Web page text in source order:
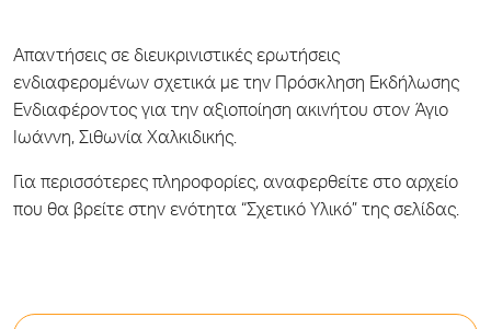
Απαντήσεις σε διευκρινιστικές ερωτήσεις
ενδιαφερομένων σχετικά με την Πρόσκληση Εκδήλωσης
Ενδιαφέροντος για την αξιοποίηση ακινήτου στον Άγιο
Ιωάννη, Σιθωνία Χαλκιδικής.
Για περισσότερες πληροφορίες, αναφερθείτε στο αρχείο
που θα βρείτε στην ενότητα “Σχετικό Υλικό” της σελίδας.